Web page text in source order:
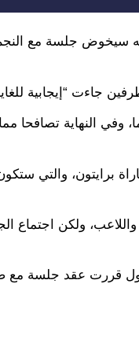
سيخوض جلسة مع
جاءت “إيجابية
النهاية تصافحا
إلى قائمة الريدز لمباراة
ولكن اجتماع
قررت عقد جلسة مع